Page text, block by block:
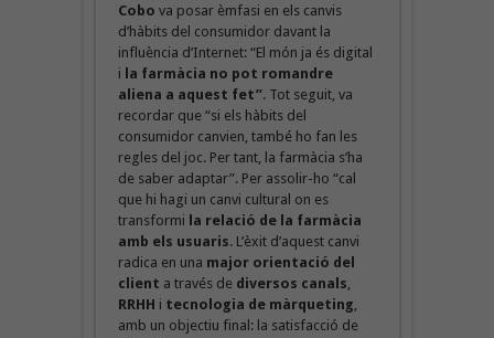
Cobo va posar èmfasi en els canvis
d’hàbits del consumidor davant la
influència d’Internet: “El món ja és digital
i la farmàcia no pot romandre
aliena a aquest fet”. Tot seguit, va
recordar que “si els hàbits del
consumidor canvien, també ho fan les
regles del joc. Per tant, la farmàcia s’ha
de saber adaptar”. Per assolir-ho “cal
que hi hagi un canvi cultural on es
transformi la relació de la farmàcia
amb els usuaris. L’èxit d’aquest canvi
radica en una major orientació del
client a través de diversos canals
RRHH i tecnologia de màrqueting
amb un objectiu final: la satisfacció de